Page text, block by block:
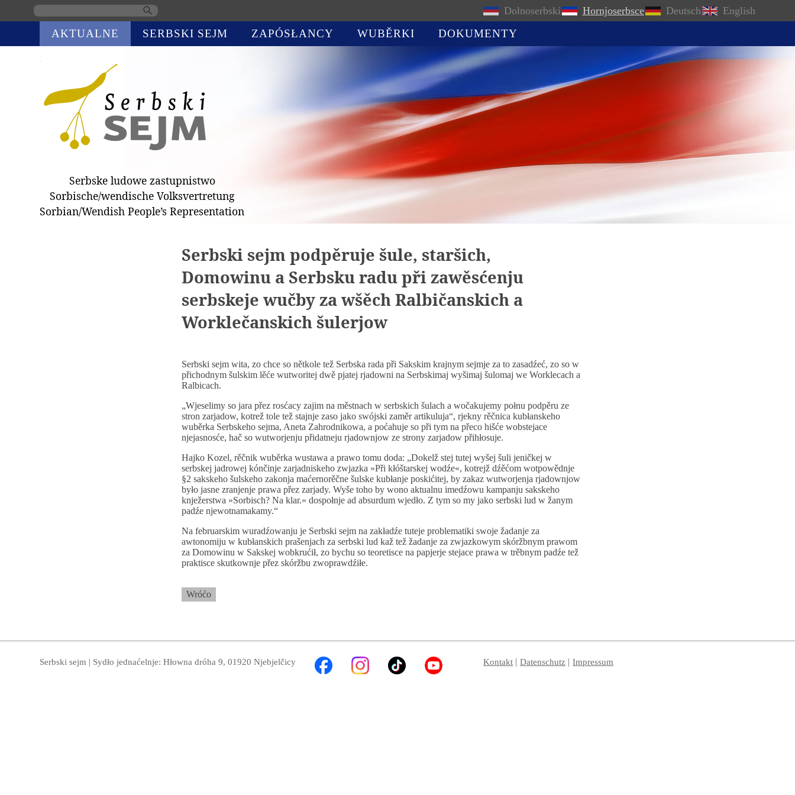
Dolnoserbski Hornjoserbsce Deutsch English
navigation
AKTUALNE SERBSKI SEJM ZAPÓSŁANCY WUBĚRKI DOKUMENTY
Serbske ludowe zastupnistwo
Sorbische/wendische Volksvertretung
Sorbian/Wendish People’s Representation
Serbski sejm podpěruje šule, staršich,
Domowinu a Serbsku radu při zawěsćenju
serbskeje wučby za wšěch Ralbičanskich a
Worklečanskich šulerjow
Serbski sejm wita, zo chce so nětkole tež Serbska rada při Sakskim krajnym sejmje za to zasadźeć, zo so w
přichodnym šulskim lěće wutworitej dwě pjatej rjadowni na Serbskimaj wyšimaj šulomaj we Worklecach a
Ralbicach.
„Wjeselimy so jara přez rosćacy zajim na městnach w serbskich šulach a wočakujemy połnu podpěru ze
stron zarjadow, kotrež tole tež stajnje zaso jako swójski zaměr artikuluja“, rjekny rěčnica kubłanskeho
wuběrka Serbskeho sejma, Aneta Zahrodnikowa, a poćahuje so při tym na přeco hišće wobstejace
njejasnosće, hač so wutworjenju přidatneju rjadownjow ze strony zarjadow přihłosuje.
Hajko Kozel, rěčnik wuběrka wustawa a prawo tomu doda: „Dokelž stej tutej wyšej šuli jeničkej w
serbskej jadrowej kónčinje zarjadniskeho zwjazka »Při kłóštarskej wodźe«, kotrejž dźěćom wotpowědnje
§2 sakskeho šulskeho zakonja maćernorěčne šulske kubłanje poskićitej, by zakaz wutworjenja rjadownjow
było jasne zranjenje prawa přez zarjady. Wyše toho by wono aktualnu imedźowu kampanju sakskeho
knježerstwa »Sorbisch? Na klar.« dospołnje ad absurdum wjedło. Z tym so my jako serbski lud w žanym
padźe njewotnamakamy.“
Na februarskim wuradźowanju je Serbski sejm na zakładźe tuteje problematiki swoje žadanje za
awtonomiju w kubłanskich prašenjach za serbski lud kaž tež žadanje za zwjazkowym skóržbnym prawom
za Domowinu w Sakskej wobkrućił, zo bychu so teoretisce na papjerje stejace prawa w trěbnym padźe tež
praktisce skutkownje přez skóržbu zwoprawdźiłe.
Wróćo
Serbski sejm | Sydło jednaćelnje: Hłowna dróha 9, 01920 Njebjelčicy Kontakt Datenschutz Impressum